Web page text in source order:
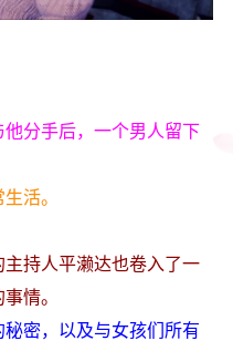
分手后，一个男人留下
活。
持人平濑达也卷入了一
情。
密，以及与女孩们所有